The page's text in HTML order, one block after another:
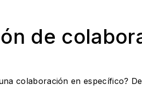
de
colaboración en específico?